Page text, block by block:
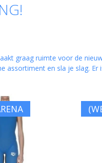
graag ruimte voor de
assortiment en sla je slag. Er